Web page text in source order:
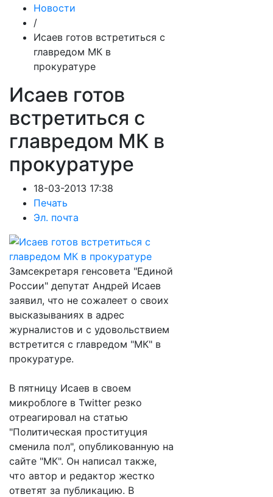
Новости
/
Исаев готов встретиться с
главредом МК в
прокуратуре
Исаев готов
встретиться с
главредом МК в
прокуратуре
18-03-2013 17:38
Печать
Эл. почта
Замсекретаря генсовета "Единой
России" депутат Андрей Исаев
заявил, что не сожалеет о своих
высказываниях в адрес
журналистов и с удовольствием
встретится с главредом "МК" в
прокуратуре.
В пятницу Исаев в своем
микроблоге в Twitter резко
отреагировал на статью
"Политическая проституция
сменила пол", опубликованную на
сайте "МК". Он написал также,
что автор и редактор жестко
ответят за публикацию. В